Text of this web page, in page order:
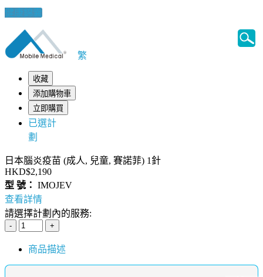
健康錦囊
繁
收藏
添加購物車
立即購買
已選計
劃
日本腦炎疫苗 (成人, 兒童, 賽諾菲) 1針
HKD$2,190
型 號： IMOJEV
查看詳情
請選擇計劃內的服務:
商品描述